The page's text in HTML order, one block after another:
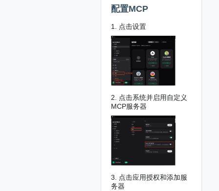
配置MCP
1. 点击设置
2. 点击系统并启用自定义
MCP服务器
3. 点击应用授权和添加服
务器